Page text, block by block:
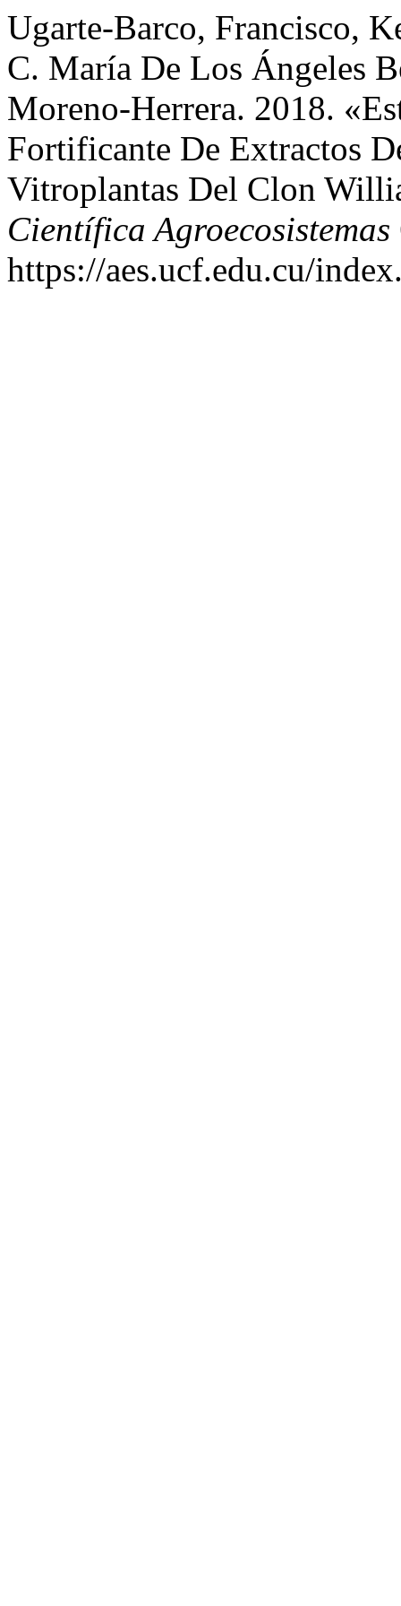
Ugarte-Barco, Francisco,
C. María De Los Ángeles
Moreno-Herrera. 2018.
Fortificante De Extractos
Vitroplantas Del Clon
Científica Agroecosistemas
https://aes.ucf.edu.cu/